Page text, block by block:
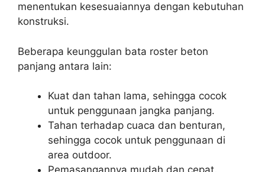
menentukan kesesuaiannya dengan kebutuhan
konstruksi.
Beberapa keunggulan bata roster beton
panjang antara lain:
Kuat dan tahan lama, sehingga cocok
untuk penggunaan jangka panjang.
Tahan terhadap cuaca dan benturan,
sehingga cocok untuk penggunaan di
area outdoor.